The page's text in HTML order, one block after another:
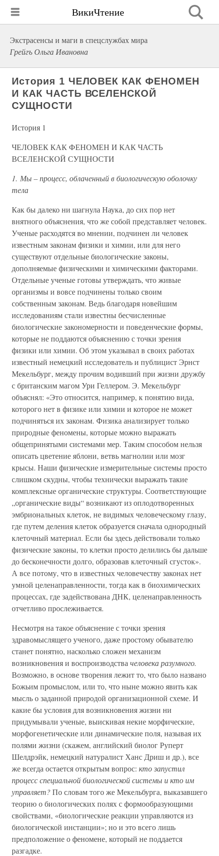
ВикиЧтение
Экстрасенсы и маги в спецслужбах мира
Грейгъ Ольга Ивановна
История 1 ЧЕЛОВЕК КАК ФЕНОМЕН
И КАК ЧАСТЬ ВСЕЛЕНСКОЙ
СУЩНОСТИ
История 1
ЧЕЛОВЕК КАК ФЕНОМЕН И КАК ЧАСТЬ
ВСЕЛЕНСКОЙ СУЩНОСТИ
1. Мы – процесс, облаченный в биологическую оболочку
тела
Как бы далеко ни шагнула Наука, до сих пор нет
внятного объяснения, что же собой представляет человек.
Ученые расходятся во мнении, подчинен ли человек
известным законам физики и химии, или для него
существуют отдельные биологические законы,
дополняемые физическими и химическими факторами.
Отдельные ученые готовы утверждать, что живые
организмы и вовсе подчинены только своим
собственным законам. Ведь благодаря новейшим
исследованиям стали известны бесчисленные
биологические закономерности и поведенческие формы,
которые не поддаются объяснению с точки зрения
физики или химии. Об этом указывал в своих работах
известный немецкий исследователь и публицист Эрнст
Мекельбург, между прочим водивший при жизни дружбу
с британским магом Ури Геллером. Э. Мекельбург
объяснял: «Это относится, например, к понятию вида,
которого нет в физике или химии и которое не может
подчиняться их законам. Физика анализирует только
природные феномены, которые можно выражать
общепринятыми системами мер. Таким способом нельзя
описать цветение яблони, ветвь магнолии или мозг
крысы. Наши физические измерительные системы просто
слишком скудны, чтобы технически выражать такие
комплексные органические структуры. Соответствующие
„органические виды“ возникают из оплодотворенных
эмбриональных клеток, не видимых человеческому глазу,
где путем деления клеток образуется сначала однородный
клеточный материал. Если бы здесь действовали только
физические законы, то клетки просто делились бы дальше
до бесконечности долго, образовав клеточный сгусток».
А все потому, что в известных человечеству законах нет
умной целенаправленности, тогда как в биохимических
процессах, где задействована ДНК, целенаправленность
отчетливо прослеживается.
Несмотря на такое объяснение с точки зрения
здравомыслящего ученого, даже простому обывателю
станет понятно, насколько сложен механизм
возникновения и воспроизводства человека разумного.
Возможно, в основе творения лежит то, что было названо
Божьим промыслом, или то, что ныне можно явить как
мысль о заданной природой организационной схеме. И
какие бы условия для возникновения жизни ни
придумывали ученые, выискивая некие морфические,
морфогенетические или динамические поля, называя их
полями жизни (скажем, английский биолог Руперт
Шелдрэйк, немецкий натуралист Ханс Дриш и др.), все
же всегда остается открытым вопрос: кто запустил
процесс специальной биологической системы и кто им
управляет?По словам того же Мекельбурга, выказавшего
теорию о биологических полях с формообразующими
свойствами, «биологические реакции управляются из
биологической инстанции»; но и это всего лишь
предположение о феномене, который не поддается
разгадке.